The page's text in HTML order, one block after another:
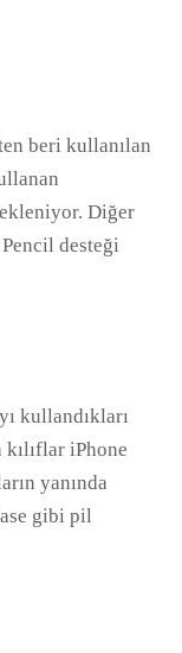
beri kullanılan
Diğer
desteği
kullandıkları
iPhone
yanında
gibi pil